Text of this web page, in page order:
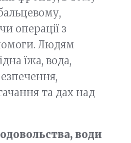
операції з
Людям
їжа, вода,
та дах над
води